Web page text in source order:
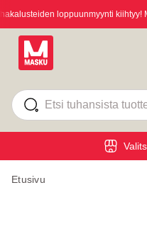
loppuunmyynti kiihtyy!
Etusivu